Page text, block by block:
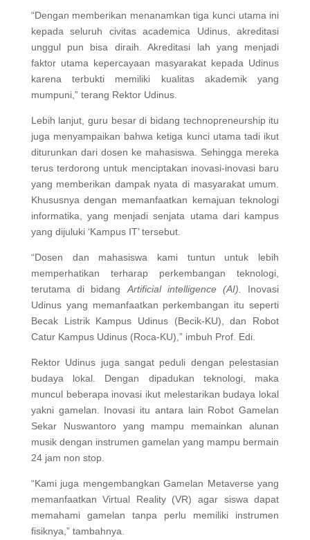
“Dengan memberikan menanamkan tiga kunci utama ini
kepada seluruh civitas academica Udinus, akreditasi
unggul pun bisa diraih. Akreditasi lah yang menjadi
faktor utama kepercayaan masyarakat kepada Udinus
karena terbukti memiliki kualitas akademik yang
mumpuni,” terang Rektor Udinus.
Lebih lanjut, guru besar di bidang technopreneurship itu
juga menyampaikan bahwa ketiga kunci utama tadi ikut
diturunkan dari dosen ke mahasiswa. Sehingga mereka
terus terdorong untuk menciptakan inovasi-inovasi baru
yang memberikan dampak nyata di masyarakat umum.
Khususnya dengan memanfaatkan kemajuan teknologi
informatika, yang menjadi senjata utama dari kampus
yang dijuluki ‘Kampus IT’ tersebut.
“Dosen dan mahasiswa kami tuntun untuk lebih
memperhatikan terharap perkembangan teknologi,
terutama di bidang Artificial intelligence (AI).
Inovasi
Udinus yang memanfaatkan perkembangan itu seperti
Becak Listrik Kampus Udinus (Becik-KU), dan Robot
Catur Kampus Udinus (Roca-KU),” imbuh Prof. Edi.
Rektor Udinus juga sangat peduli dengan pelestasian
budaya lokal. Dengan dipadukan teknologi, maka
muncul beberapa inovasi ikut melestarikan budaya lokal
yakni gamelan. Inovasi itu antara lain Robot Gamelan
Sekar Nuswantoro yang mampu memainkan alunan
musik dengan instrumen gamelan yang mampu bermain
24 jam non stop.
“Kami juga mengembangkan Gamelan Metaverse yang
memanfaatkan Virtual Reality (VR) agar siswa dapat
memahami gamelan tanpa perlu memiliki instrumen
fisiknya,” tambahnya.